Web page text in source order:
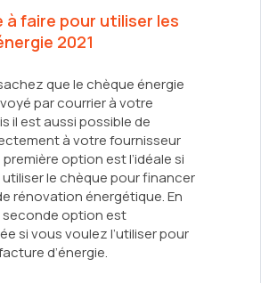
à faire pour utiliser les
2021
que le chèque énergie
par courrier à votre
il est aussi possible de
à votre fournisseur
première option est l’idéale si
le chèque pour financer
rénovation énergétique. En
seconde option est
si vous voulez l’utiliser pour
d’énergie.